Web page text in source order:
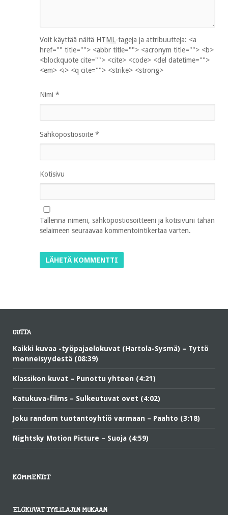
Voit käyttää näitä HTML-tageja ja attribuutteja: <a
href="" title=""> <abbr title=""> <acronym title=""> <b>
<blockquote cite=""> <cite> <code> <del datetime="">
<em> <i> <q cite=""> <strike> <strong>
Nimi *
Sähköpostiosoite *
Kotisivu
Tallenna nimeni, sähköpostiosoitteeni ja kotisivuni tähän
selaimeen seuraavaa kommentointikertaa varten.
UUTTA
Kaikki kuvaa -työpajaelokuvat (Hartola-Sysmä) – Tyttö
menneisyydestä (08:39)
Klassikon kuvat – Punottu yhteen (4:21)
Katukuva-films – Sulkeutuvat ovet (4:02)
Joku random tuotantoyhtiö varmaan – Paahto (3:18)
Nightsky Motion Picture – Suoja (4:59)
KOMMENTIT
ELOKUVAT TYYLILAJIN MUKAAN